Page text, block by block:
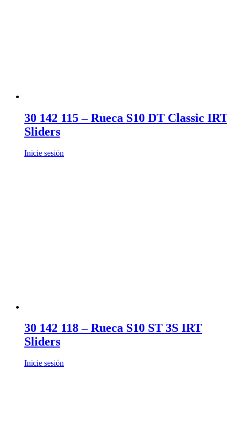
30 142 115 – Rueca S10 DT Classic
Sliders
Inicie sesión
30 142 118 – Rueca S10 ST 3S IRT
Sliders
Inicie sesión